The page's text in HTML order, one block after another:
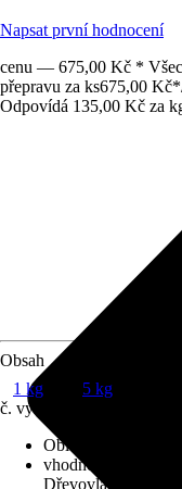
Napsat první hodnocení
cenu — 675,00 Kč *
přepravu za ks675,00 Kč*
Odpovídá 135,00 Kč za
Obsah
1 kg
5 kg
č. výrobku
Oblast použití
vhodné podklady
Dřevovláknité desky